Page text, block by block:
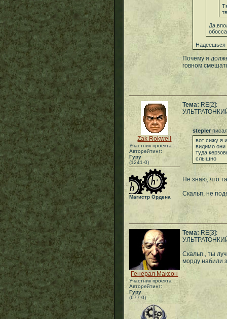
Надеешься
Почему я
говном
Zak Rokwell
Участник проекта
Авторейтинг:
Гуру
(1241-0)
Магистр Ордена
Тема: RE[2]:
stepler
вот сижу я
видимо они
туда
слышно
Не знаю, что
Скальп, не
Генерал Максон
Участник проекта
Авторейтинг:
Гуру
(677-0)
Тема: RE[3]:
Скальп., ты
морду набили